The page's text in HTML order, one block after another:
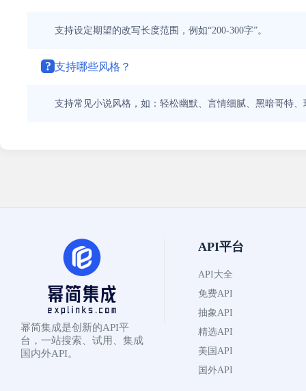
支持设定期望的改写长度范围，例如“200-300字”。
? 支持哪些风格？
支持常见小说风格，如：轻松幽默、言情细腻、黑暗哥特
幂简集成是创新的API平
台，一站搜索、试用、集成
国内外API。
API平台
API大全
免费API
抽象API
精选API
美国API
国外API